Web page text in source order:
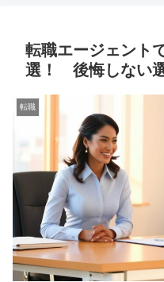
転職エージェント
選！ 後悔しない
転職